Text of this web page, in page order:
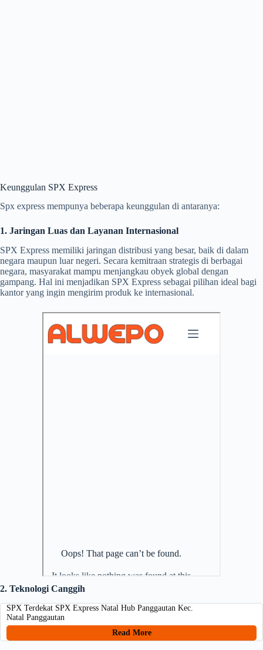
Keunggulan SPX Express
Spx express mempunya beberapa keunggulan di antaranya:
1. Jaringan Luas dan Layanan Internasional
SPX Express memiliki jaringan distribusi yang besar, baik di dalam
negara maupun luar negeri. Secara kemitraan strategis di berbagai
negara, masyarakat mampu menjangkau obyek global dengan
gampang. Hal ini menjadikan SPX Express sebagai pilihan ideal bagi
kantor yang ingin mengirim produk ke internasional.
2. Teknologi Canggih
SPX Terdekat SPX Express Natal Hub Panggautan Kec.
Natal Panggautan
Read More